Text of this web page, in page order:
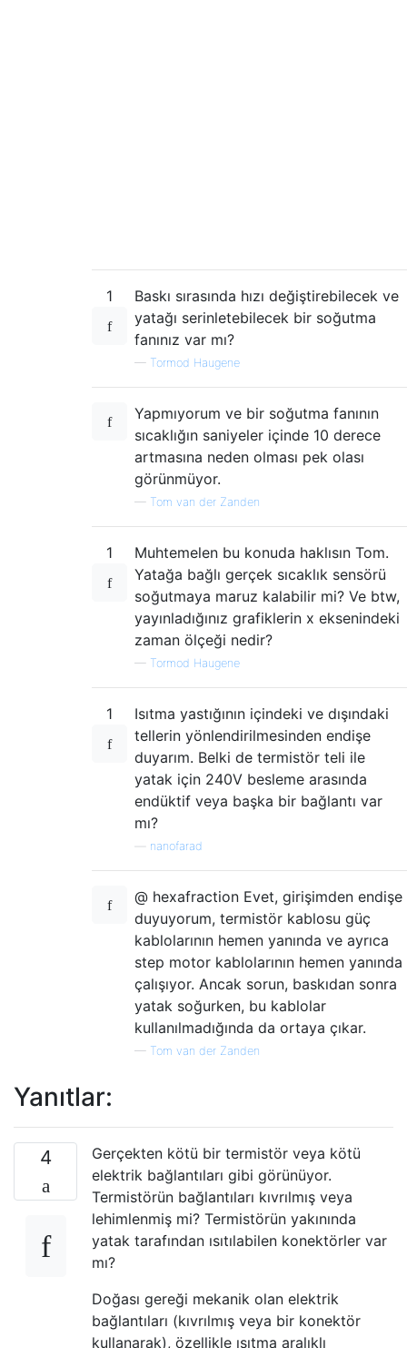
1
Baskı sırasında hızı değiştirebilecek ve
yatağı serinletebilecek bir soğutma
fanınız var mı?
— Tormod Haugene
Yapmıyorum ve bir soğutma fanının
sıcaklığın saniyeler içinde 10 derece
artmasına neden olması pek olası
görünmüyor.
— Tom van der Zanden
1
Muhtemelen bu konuda haklısın Tom.
Yatağa bağlı gerçek sıcaklık sensörü
soğutmaya maruz kalabilir mi? Ve btw,
yayınladığınız grafiklerin x eksenindeki
zaman ölçeği nedir?
— Tormod Haugene
1
Isıtma yastığının içindeki ve dışındaki
tellerin yönlendirilmesinden endişe
duyarım. Belki de termistör teli ile
yatak için 240V besleme arasında
endüktif veya başka bir bağlantı var
mı?
nanofarad
@ hexafraction Evet, girişimden endişe
duyuyorum, termistör kablosu güç
kablolarının hemen yanında ve ayrıca
step motor kablolarının hemen yanında
çalışıyor. Ancak sorun, baskıdan sonra
yatak soğurken, bu kablolar
kullanılmadığında da ortaya çıkar.
— Tom van der Zanden
Yanıtlar:
4
Gerçekten kötü bir termistör veya kötü
elektrik bağlantıları gibi görünüyor.
Termistörün bağlantıları kıvrılmış veya
lehimlenmiş mi? Termistörün yakınında
yatak tarafından ısıtılabilen konektörler var
mı?
Doğası gereği mekanik olan elektrik
bağlantıları (kıvrılmış veya bir konektör
kullanarak), özellikle ısıtma aralıklı